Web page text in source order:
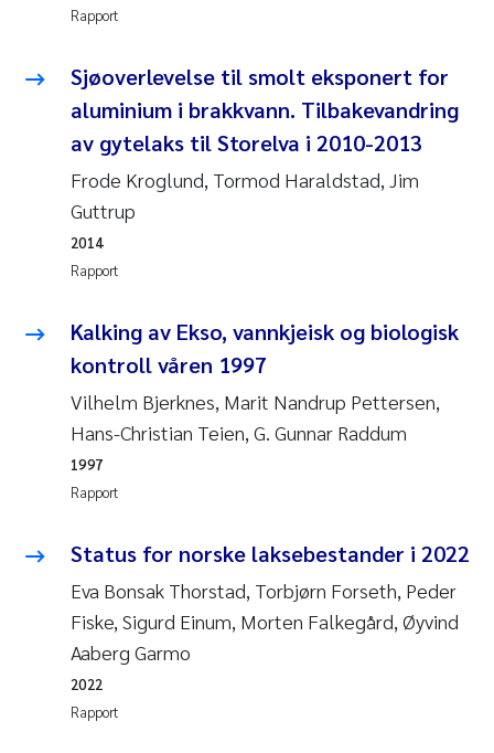
Johnny Håll
Susanne Claudia Schneider
Sabine Marty
Elisabeth Støhle Rødland
Marit Villø
Nathalie Marquesin-Risbakk
Synne Authén Andresen
Sophie Mentzel
Veronica Sæther Eftevåg
Valentina Elena Tartiu
Tânia Cristina Gomes
Rapport
Sjøoverlevelse til smolt eksponert for
aluminium i brakkvann. Tilbakevandring
av gytelaks til Storelva i 2010-2013
Frode Kroglund, Tormod Haraldstad, Jim
Guttrup
Rapport
2014
Kalking av Ekso, vannkjeisk og biologisk
kontroll våren 1997
Vilhelm Bjerknes, Marit Nandrup Pettersen,
Hans-Christian Teien, G. Gunnar Raddum
Rapport
1997
Status for norske laksebestander i 2022
Eva Bonsak Thorstad, Torbjørn Forseth, Peder
Fiske, Sigurd Einum, Morten Falkegård, Øyvind
Aaberg Garmo
Rapport
2022